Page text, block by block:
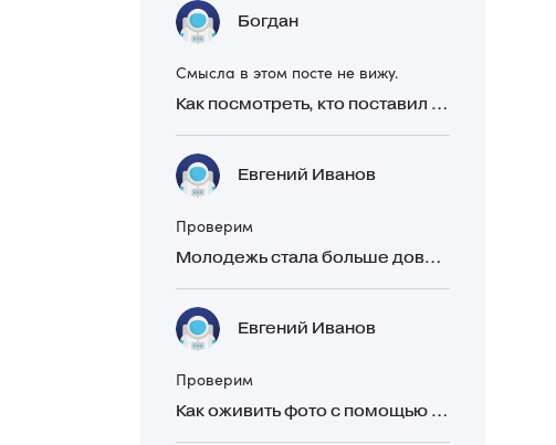
Богдан
Смысла в этом посте не вижу.
Как посмотреть, кто поставил реакцию в Telegram
Евгений Иванов
Проверим
Молодежь стала больше доверять рекомендациям в закрытых Telegram-чатах, чем официальной рекламе
Евгений Иванов
Проверим
Как оживить фото с помощью нейросетей в 2026 году: 17 бесплатных онлайн-сервисов, приложений и ботов